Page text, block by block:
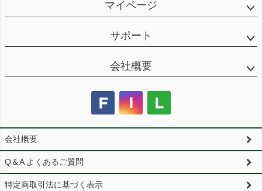
マイページ
サポート
会社概要
会社概要
Q＆A よくあるご質問
特定商取引法に基づく表示